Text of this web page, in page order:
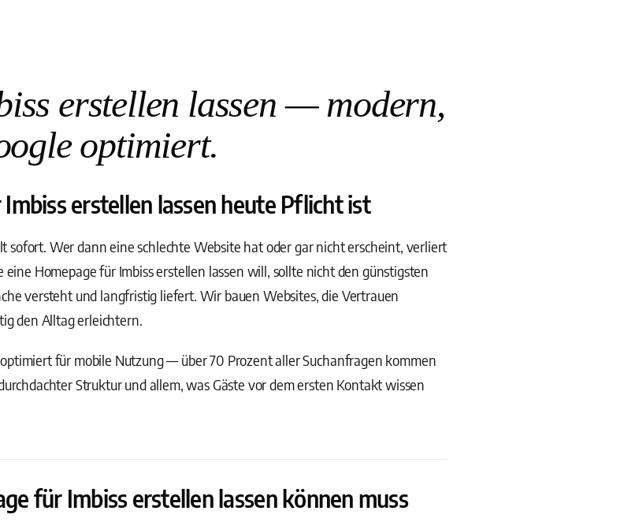
erstellen lassen — modern,
optimiert.
erstellen lassen heute Pflicht ist
sofort. Wer dann eine schlechte Website hat oder gar nicht erscheint, verliert
Homepage für Imbiss erstellen lassen will, sollte nicht den günstigsten
versteht und langfristig liefert. Wir bauen Websites, die Vertrauen
den Alltag erleichtern.
für mobile Nutzung — über 70 Prozent aller Suchanfragen kommen
Struktur und allem, was Gäste vor dem ersten Kontakt wissen
für Imbiss erstellen lassen können muss